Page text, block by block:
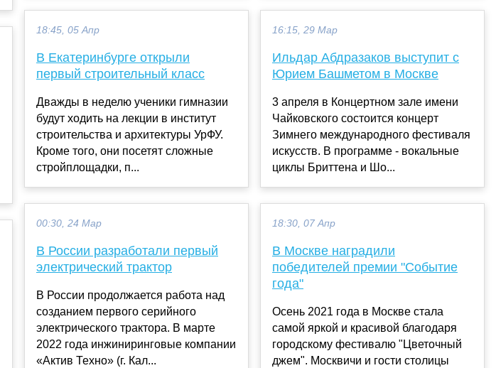
18:45, 05 Апр
В Екатеринбурге открыли
первый строительный класс
Дважды в неделю ученики гимназии
будут ходить на лекции в институт
строительства и архитектуры УрФУ.
Кроме того, они посетят сложные
стройплощадки, п...
00:30, 24 Мар
В России разработали первый
электрический трактор
В России продолжается работа над
созданием первого серийного
электрического трактора. В марте
2022 года инжиниринговые компании
«Актив Техно» (г. Кал...
16:15, 29 Мар
Ильдар Абдразаков выступит с
Юрием Башметом в Москве
3 апреля в Концертном зале имени
Чайковского состоится концерт
Зимнего международного фестиваля
искусств. В программе - вокальные
циклы Бриттена и Шо...
18:30, 07 Апр
В Москве наградили
победителей премии "Событие
года"
Осень 2021 года в Москве стала
самой яркой и красивой благодаря
городскому фестивалю "Цветочный
джем". Москвичи и гости столицы